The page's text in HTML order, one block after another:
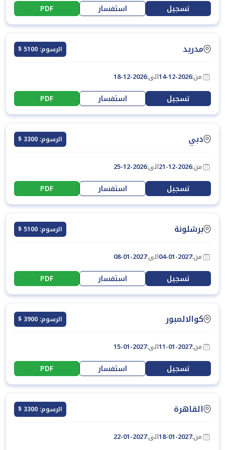
تسجيل استفسار PDF
مدريد الرسوم: 5100 $
من:14-12-2026الى:18-12-2026
تسجيل استفسار PDF
دبي الرسوم: 3300 $
من:21-12-2026الى:25-12-2026
تسجيل استفسار PDF
برشلونة الرسوم: 5100 $
من:04-01-2027الى:08-01-2027
تسجيل استفسار PDF
كوالالمبور الرسوم: 3900 $
من:11-01-2027الى:15-01-2027
تسجيل استفسار PDF
القاهرة الرسوم: 3300 $
من:18-01-2027الى:22-01-2027